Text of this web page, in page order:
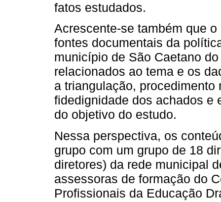
fatos estudados.
Acrescente-se também que
fontes documentais da
município de São Caetano
relacionados ao tema e os
a triangulação,
fidedignidade dos achados e
do objetivo do estudo.
Nessa perspectiva, os
grupo com um grupo de 18
diretores) da rede municipal
assessoras de formação do
Profissionais da Educação